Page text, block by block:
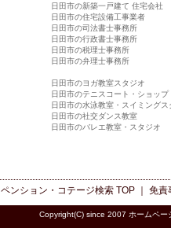
日田市の新築一戸建て 住宅会社
日田市の住宅設備工事業者
日田市の司法書士事務所
日田市の行政書士事務所
日田市の税理士事務所
日田市の弁理士事務所
日田市のヨガ教室スタジオ
日田市のテニスコート・ショップ
日田市の水泳教室・スイミングス
日田市の社交ダンス教室
日田市のバレエ教室・スタジオ
ペンション・コテージ検索TOP ｜ 免責
Copyright(C) since 2007 ホームペー